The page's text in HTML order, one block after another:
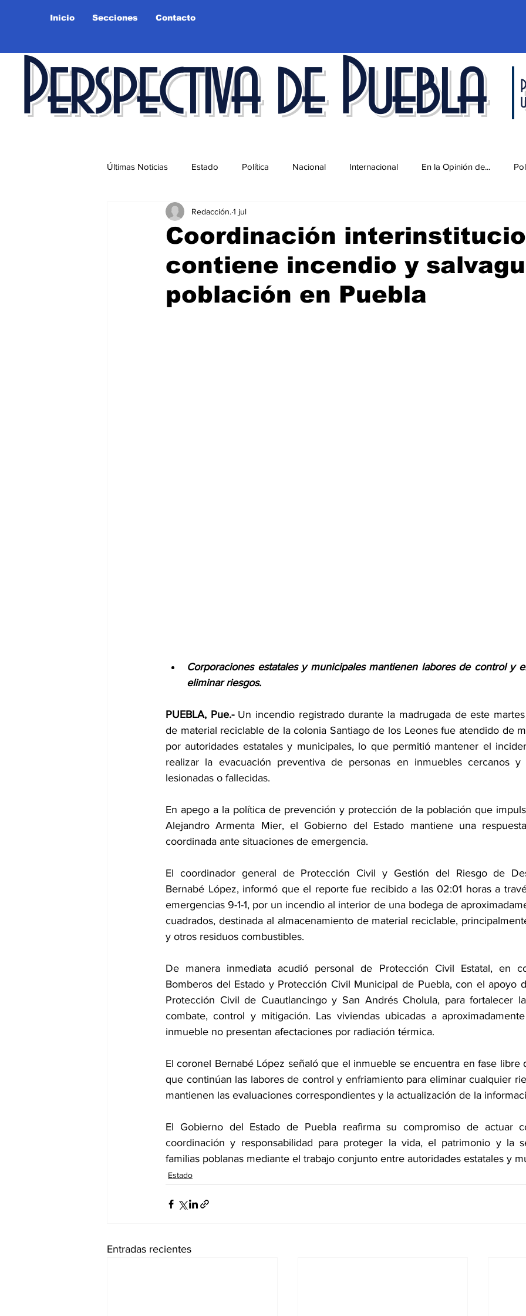
Inicio Secciones Contacto
Perspectiva de Puebla
Últimas Noticias Estado Política Nacional Internacional En la Opinión de...
Educación Ciudad Salud
Coordinación
contiene incendio y
población en Puebla
Redacción. 1 jul
Corporaciones estatales y municipales mantienen labores de control y
eliminar riesgos.
PUEBLA, Pue.- Un incendio registrado durante la madrugada de este
de material reciclable de la colonia Santiago de los Leones fue atendido de
por autoridades estatales y municipales, lo que permitió mantener el
realizar la evacuación preventiva de personas en inmuebles cercanos y
lesionadas o fallecidas.
En apego a la política de prevención y protección de la población que
Alejandro Armenta Mier, el Gobierno del Estado mantiene una
coordinada ante situaciones de emergencia.
El coordinador general de Protección Civil y Gestión del Riesgo de
Bernabé López, informó que el reporte fue recibido a las 02:01 horas a
emergencias 9-1-1, por un incendio al interior de una bodega de
cuadrados, destinada al almacenamiento de material reciclable,
y otros residuos combustibles.
De manera inmediata acudió personal de Protección Civil Estatal, en
Bomberos del Estado y Protección Civil Municipal de Puebla, con el apoyo
Protección Civil de Cuautlancingo y San Andrés Cholula, para fortalecer
combate, control y mitigación. Las viviendas ubicadas a
inmueble no presentan afectaciones por radiación térmica.
El coronel Bernabé López señaló que el inmueble se encuentra en fase libre
que continúan las labores de control y enfriamiento para eliminar cualquier
mantienen las evaluaciones correspondientes y la actualización de la
El Gobierno del Estado de Puebla reafirma su compromiso de actuar
coordinación y responsabilidad para proteger la vida, el patrimonio y la
familias poblanas mediante el trabajo conjunto entre autoridades estatales y
Estado
Entradas recientes